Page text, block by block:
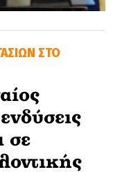
ΣΤΟ
σε